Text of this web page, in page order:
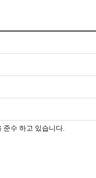
준수 하고 있습니다.